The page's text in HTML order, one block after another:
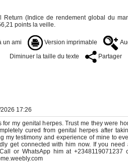
Return (Indice de rendement global du
points la veille.
un ami Version imprimable
Diminuer la taille du texte
Partager
17:26
for my genital herpes. Trust me they were
cured from genital herpes after
my testimony and experience of mine to
get connected with him now. If you
or WhatsApp him at